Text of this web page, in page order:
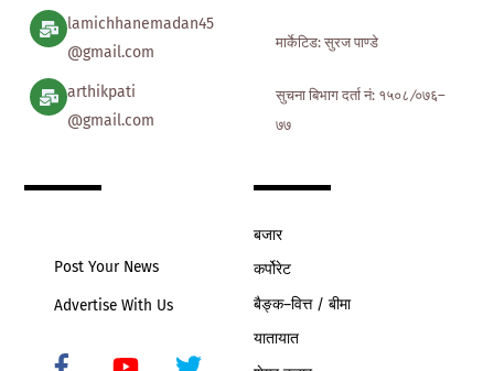
lamichhanemadan45
@gmail.com
arthikpati
@gmail.com
मार्केटिड: सुरज पाण्डे
सुचना बिभाग दर्ता नं: १५०८ ∕०७६–
७७
Post Your News
Advertise With Us
बजार
कर्पोरेट
बैङ्क–वित्त / बीमा
यातायात